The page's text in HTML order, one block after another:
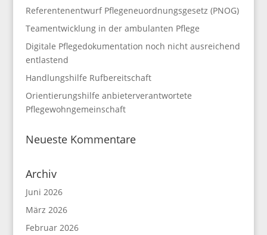
Referentenentwurf Pflegeneuordnungsgesetz (PNOG)
Teamentwicklung in der ambulanten Pflege
Digitale Pflegedokumentation noch nicht ausreichend
entlastend
Handlungshilfe Rufbereitschaft
Orientierungshilfe anbieterverantwortete
Pflegewohngemeinschaft
Neueste Kommentare
Archiv
Juni 2026
März 2026
Februar 2026